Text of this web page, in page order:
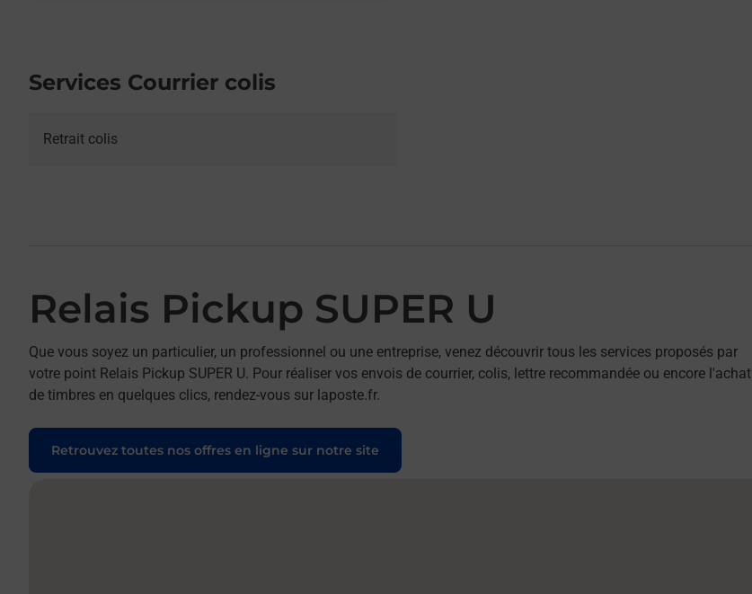
Services Courrier colis
Retrait colis
Relais Pickup SUPER U
Que vous soyez un particulier, un professionnel ou une entreprise, venez découvrir tous les services proposés par
votre point Relais Pickup SUPER U. Pour réaliser vos envois de courrier, colis, lettre recommandée ou encore l'achat
de timbres en quelques clics, rendez-vous sur laposte.fr.
Retrouvez toutes nos offres en ligne sur notre site